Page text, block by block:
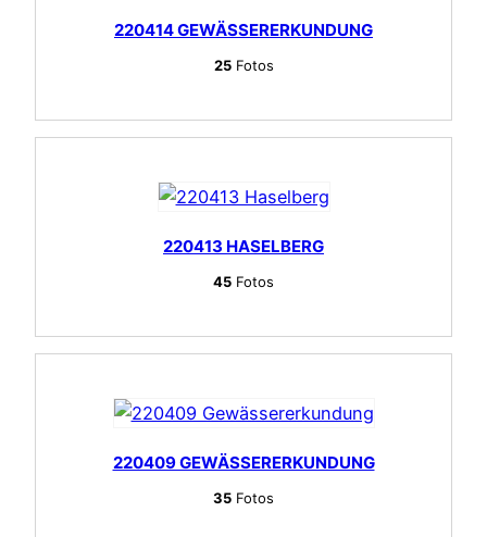
220414 GEWÄSSERERKUNDUNG
25Fotos
220413 HASELBERG
45 Fotos
220409 GEWÄSSERERKUNDUNG
35 Fotos